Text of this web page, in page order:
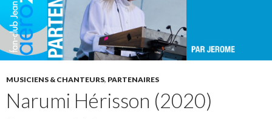
MUSICIENS & CHANTEURS, PARTENAIRES
Narumi Hérisson (2020)